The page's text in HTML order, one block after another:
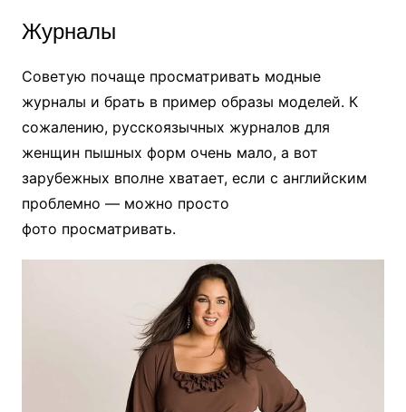
Журналы
Советую почаще просматривать модные
журналы и брать в пример образы моделей. К
сожалению, русскоязычных журналов для
женщин пышных форм очень мало, а вот
зарубежных вполне хватает, если с английским
проблемно — можно просто
фото просматривать.